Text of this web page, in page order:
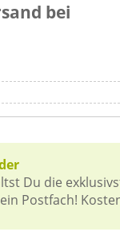
bei
Du die
Postfach!